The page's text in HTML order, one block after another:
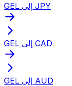
GEL إلى JPY
GEL إلى CAD
GEL إلى AUD